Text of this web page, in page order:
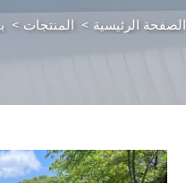
الصفحة الرئيسية > المنتجات >